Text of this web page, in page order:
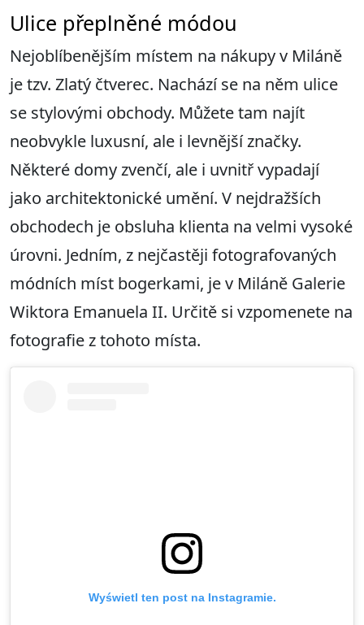
Ulice přeplněné módou
Nejoblíbenějším místem na nákupy v Miláně
je tzv. Zlatý čtverec. Nachází se na něm ulice
se stylovými obchody. Můžete tam najít
neobvykle luxusní, ale i levnější značky.
Některé domy zvenčí, ale i uvnitř vypadají
jako architektonické umění. V nejdražších
obchodech je obsluha klienta na velmi vysoké
úrovni. Jedním, z nejčastěji fotografovaných
módních míst bogerkami, je v Miláně Galerie
Wiktora Emanuela II. Určitě si vzpomenete na
fotografie z tohoto místa.
Wyświetl ten post na Instagramie.